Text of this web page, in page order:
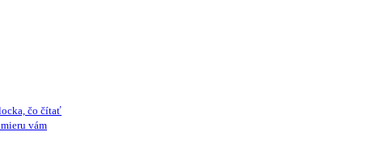
čo čítať
vám